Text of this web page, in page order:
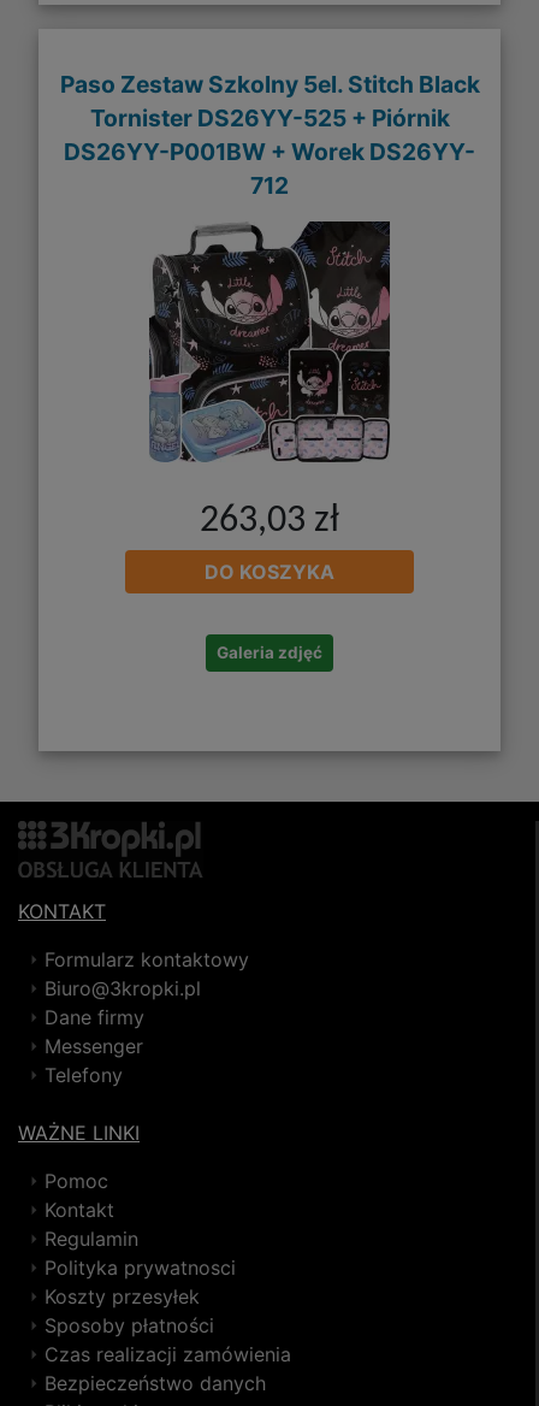
Paso Zestaw Szkolny 5el. Stitch Black
Tornister DS26YY-525 + Piórnik
DS26YY-P001BW + Worek DS26YY-
712
263,03 zł
DO KOSZYKA
Galeria zdjęć
KONTAKT
Formularz kontaktowy
Biuro@3kropki.pl
Dane firmy
Messenger
Telefony
WAŻNE LINKI
Pomoc
Kontakt
Regulamin
Polityka prywatnosci
Koszty przesyłek
Sposoby płatności
Czas realizacji zamówienia
Bezpieczeństwo danych